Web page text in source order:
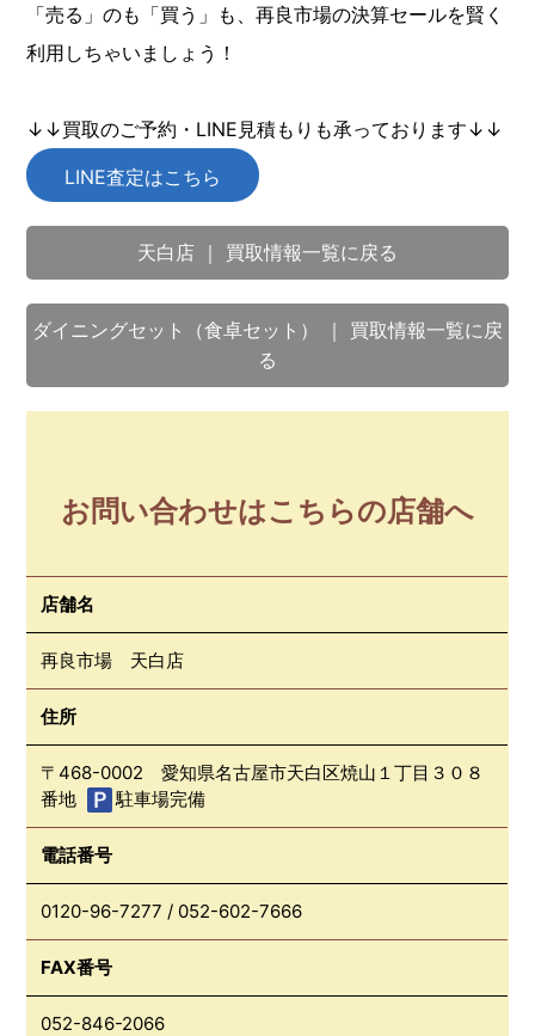
「売る」のも「買う」も、再良市場の決算セールを賢く
利用しちゃいましょう！
↓↓買取のご予約・LINE見積もりも承っております↓↓
LINE査定はこちら
天白店 ｜ 買取情報一覧に戻る
ダイニングセット（食卓セット） ｜ 買取情報一覧に戻
る
お問い合わせはこちらの店舗へ
店舗名
再良市場 天白店
住所
〒468-0002 愛知県名古屋市天白区焼山１丁目３０８
番地
駐車場完備
電話番号
0120-96-7277 / 052-602-7666
FAX番号
052-846-2066